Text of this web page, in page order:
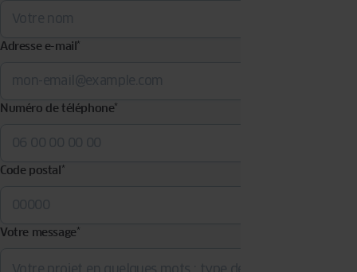
Adresse e-mail*
Numéro de téléphone*
Code postal*
Votre message*